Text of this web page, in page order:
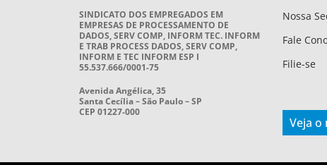
SINDICATO DOS EMPREGADOS EM
EMPRESAS DE PROCESSAMENTO DE
DADOS, SERV COMP, INFORM TEC. INFORM
E TRAB PROCESS DADOS, SERV COMP,
INFORM E TEC INFORM ESP I
55.537.666/0001-75
Avenida Angélica, 35
Santa Cecília – São Paulo – SP
CEP 01227-000
Nossa
Fale
Filie-se
Veja o